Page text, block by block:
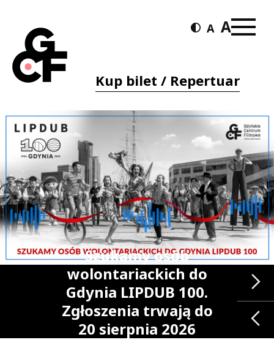
Kup bilet / Repertuar
Szukamy osób
wolontariackich do
Gdynia LIPDUB 100.
Zgłoszenia trwają do
20 sierpnia 2026